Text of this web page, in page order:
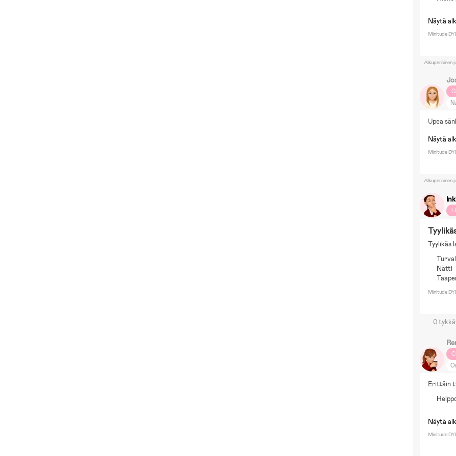
Näytä
Minitude
Alkuperäinen
Upea
Näytä
Minitude
Alkuperäinen
Tyylikäs
Nätti
Minitude
0
Erittäin
Näytä
Minitude